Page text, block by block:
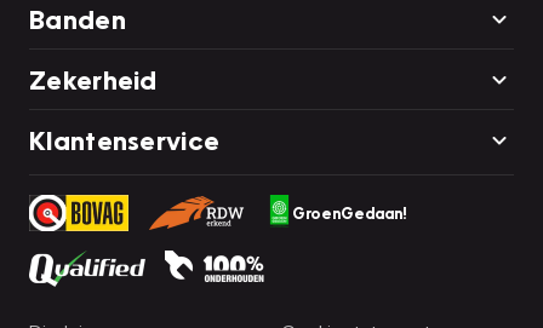
Banden
Zekerheid
Klantenservice
GroenGedaan!